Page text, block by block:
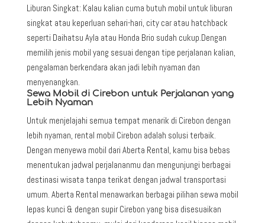
Liburan Singkat: Kalau kalian cuma butuh mobil untuk liburan
singkat atau keperluan sehari-hari, city car atau hatchback
seperti Daihatsu Ayla atau Honda Brio sudah cukup.Dengan
memilih jenis mobil yang sesuai dengan tipe perjalanan kalian,
pengalaman berkendara akan jadi lebih nyaman dan
menyenangkan.
Sewa Mobil di Cirebon untuk Perjalanan yang
Lebih Nyaman
Untuk menjelajahi semua tempat menarik di Cirebon dengan
lebih nyaman, rental mobil Cirebon adalah solusi terbaik.
Dengan menyewa mobil dari Aberta Rental, kamu bisa bebas
menentukan jadwal perjalananmu dan mengunjungi berbagai
destinasi wisata tanpa terikat dengan jadwal transportasi
umum. Aberta Rental menawarkan berbagai pilihan sewa mobil
lepas kunci & dengan supir Cirebon yang bisa disesuaikan